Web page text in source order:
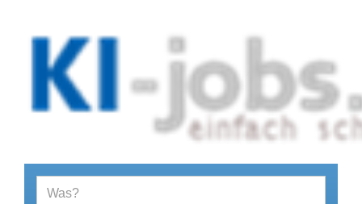
Jobs und Stellenangebote im Bereich
Künstliche Intelligenz